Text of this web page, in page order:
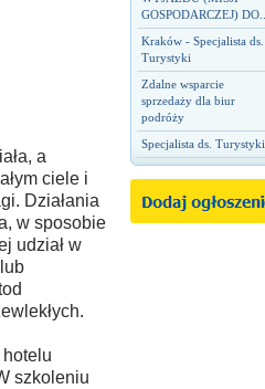
GOSPODARCZEJ) DO...
Kraków - Specjalista ds.
Turystyki
Zdalne wsparcie
sprzedaży dla biur
podróży
Specjalista ds. Turystyki
a
ciele i
Działania
w sposobie
udział w
szkoleniu